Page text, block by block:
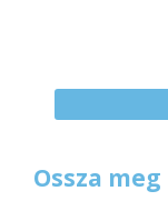
Ossza meg